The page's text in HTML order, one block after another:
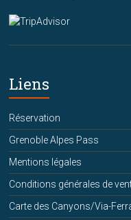
Liens
Réservation
Grenoble Alpes Pass
Mentions légales
Conditions générales de
Carte des Canyons/Via-